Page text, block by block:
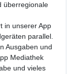
überregionale
in unserer App
parallel.
Ausgaben und
Mediathek
und vieles